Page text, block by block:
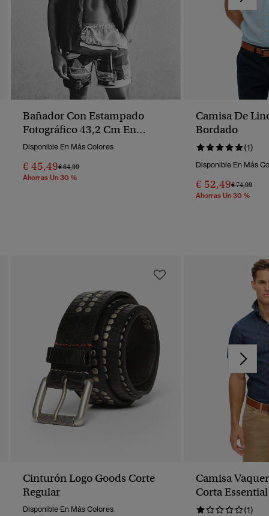
Bañador Con Estampado
Fotográfico 43,2 Cm En
Material Reciclado
Disponible En Más Colores
€ 45,49Precio Rebajado De
€ 64,99A
Ahorras Un 30 %
Camisa De
Bordado
(1)
Disponible En Más
€ 52,49Precio
€ 74,99A
Ahorras Un 30 %
Cinturón Logo Goods Corte
Regular
Disponible En Más Colores
Camisa
Corta Essential
(1)